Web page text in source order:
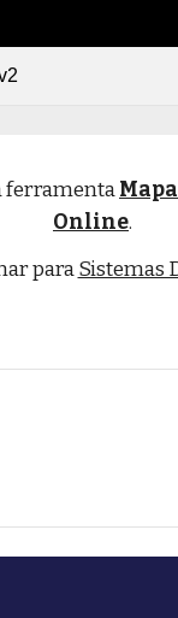
ferramenta
Online.
paraSistemas